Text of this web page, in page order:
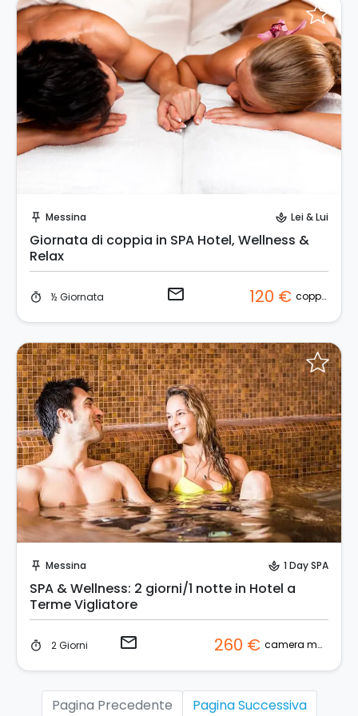
push_pin Messina spa Lei & Lui
Giornata di coppia in SPA Hotel, Wellness &
Relax
timer ½ Giornata email 120 € coppia
push_pin Messina spa 1 Day SPA
SPA & Wellness: 2 giorni/1 notte in Hotel a
Terme Vigliatore
timer 2 Giorni email 260 € camera matrimoniale
Pagina Precedente Pagina Successiva